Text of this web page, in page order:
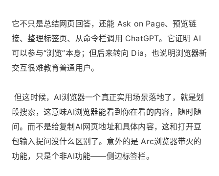
它不只是总结网页回答，还能 Ask on Page、预览链
接、整理标签页、从命令栏调用 ChatGPT。它证明 AI
可以参与“浏览”本身；但后来转向 Dia，也说明浏览器新
交互很难教育普通用户。
但这时候，AI浏览器一个真正实用场景落地了，就是划
段搜索，这意味AI浏览器能看到你在看的内容，随时随
问。而不是给复制AI网页地址和具体内容，这和打开豆
包输入提问没什么区别了。意外的是 Arc浏览器带火的
功能，只是个非AI功能——侧边标签栏。